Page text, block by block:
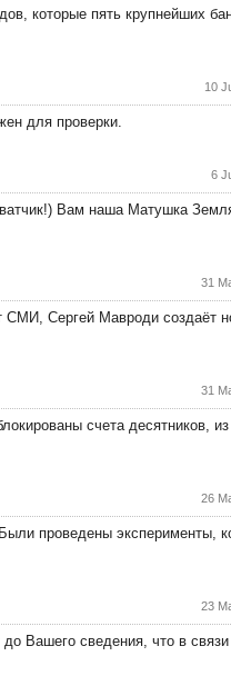
которые пять крупнейших
10
для проверки.
6
Вам наша Матушка
31
СМИ, Сергей Мавроди создаёт
31
счета десятников,
26
проведены эксперименты,
23
Вашего сведения, что в